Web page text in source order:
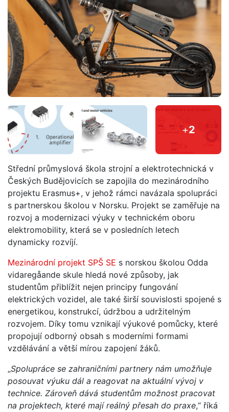
+2
Střední průmyslová škola strojní a elektrotechnická v
Českých Budějovicích se zapojila do mezinárodního
projektu Erasmus+, v jehož rámci navázala spolupráci
s partnerskou školou v Norsku. Projekt se zaměřuje na
rozvoj a modernizaci výuky v technickém oboru
elektromobility, která se v posledních letech
dynamicky rozvíjí.
Mezinárodní projekt SPŠ SE s norskou školou Odda
vidaregåande skule hledá nové způsoby, jak
studentům přiblížit nejen principy fungování
elektrických vozidel, ale také širší souvislosti spojené s
energetikou, konstrukcí, údržbou a udržitelným
rozvojem. Díky tomu vznikají výukové pomůcky, které
propojují odborný obsah s moderními formami
vzdělávání a větší mírou zapojení žáků.
„Spolupráce se zahraničními partnery nám umožňuje
posouvat výuku dál a reagovat na aktuální vývoj v
technice. Zároveň dává studentům možnost pracovat
na projektech, které mají reálný přesah do praxe,“ říká